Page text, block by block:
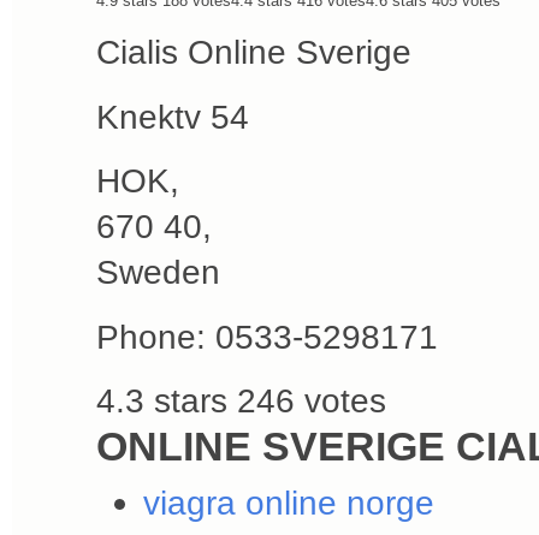
Cialis Online Sverige
Knektv 54
HOK,
670 40,
Sweden
Phone: 0533-5298171
4.3 stars 246 votes
ONLINE SVERIGE
viagra online norge